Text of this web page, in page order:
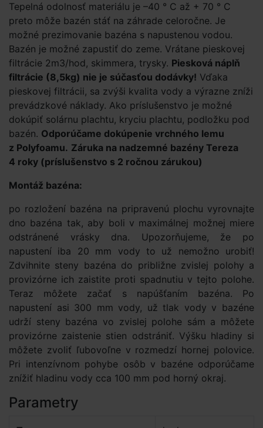
Tepelná odolnosť materiálu je –40 ° C až + 70 ° C
preto môže bazén stáť na záhrade celoročne. Je
možné prezimovanie bazéna s napustenou vodou.
Bazén je možné zapustiť do zeme. Vrátane pieskovej
filtrácie 2m3/hod, skimmera, trysky. Piesková náplň
filtrácie (8,5kg) nie je súčasťou dodávky! Vďaka
pieskovej filtrácii, sa zvýši kvalita vody a výrazne zníži
prevádzkové náklady. Ako príslušenstvo je možné
dokúpiť solárnu plachtu, kryciu plachtu, podložku pod
bazén. Odporúčame dokúpenie vrchného lemu
z Polyfoamu. Záruka na nadzemné bazény Tereza
4 roky (príslušenstvo s 2 ročnou zárukou)
Montáž bazéna:
po rozložení bazéna na pripravenú plochu vyrovnajte
dno bazéna tak, aby boli v maximálnej možnej miere
odstránené vrásky dna. Upozorňujeme, že po
napustení iba 20 mm vody to už nemožno urobiť!
Zdvihnite steny bazéna do približne zvislej polohy a
provizórne ich zaistite proti spadnutiu v tejto polohe.
Teraz môžete začať s napúšťaním bazéna. Po
napustení asi 300 mm vody, už tlak vody v bazéne
udrží steny bazéna vo zvislej polohe sám a môžete
provizórne zaistenie stien odstrániť. Výšku hladiny si
môžete zvoliť ľubovoľne v rozmedzí hornej polovice.
Pri intenzívnom pohybe osôb v bazéne odporúčame
znížiť hladinu vody cca 100 mm pod horný okraj.
Parametry